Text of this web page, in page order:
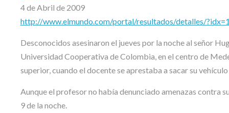
4 de Abril de 2009
http://www.elmundo.com/portal/resultados/detalles/
Desconocidos asesinaron el jueves por la noche al señor
Universidad Cooperativa de Colombia, en el centro de
superior, cuando el docente se aprestaba a sacar su
Aunque el profesor no había denunciado amenazas contra
9 de la noche.